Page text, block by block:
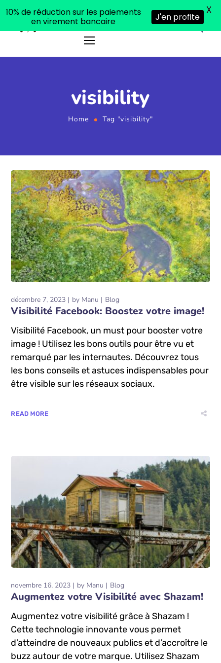
visibility
décembre 7, 2023 byManu Blog
Visibilité Facebook: Boostez votre image!
Visibilité Facebook, un must pour booster votre
image ! Utilisez les bons outils pour être vu et
remarqué par les internautes. Découvrez tous
être visible sur les réseaux sociaux.
novembre 16, 2023 byManu Blog
Augmentez votre Visibilité avec Shazam!
Augmentez votre visibilité grâce à Shazam !
Cette technologie innovante vous permet
10% de réduction sur les paiements
en virement bancaire
J'en profite
X